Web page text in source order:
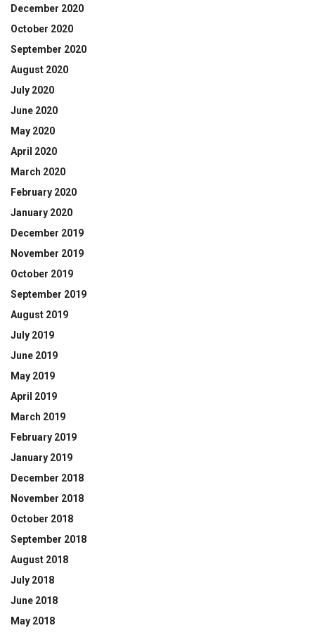
December 2020
October 2020
September 2020
August 2020
July 2020
June 2020
May 2020
April 2020
March 2020
February 2020
January 2020
December 2019
November 2019
October 2019
September 2019
August 2019
July 2019
June 2019
May 2019
April 2019
March 2019
February 2019
January 2019
December 2018
November 2018
October 2018
September 2018
August 2018
July 2018
June 2018
May 2018